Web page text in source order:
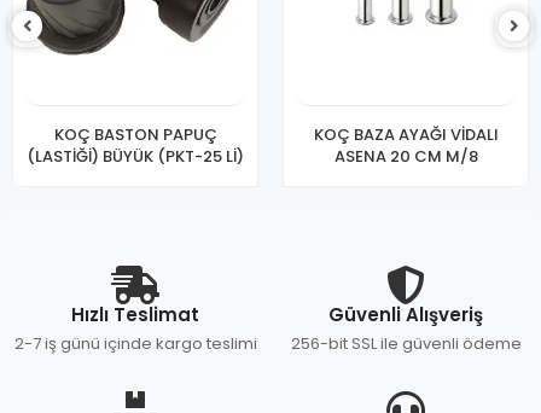
KOÇ BASTON PAPUÇ
(LASTİĞİ) BÜYÜK (PKT-25 Lİ)
KOÇ BAZA AYAĞI VİDALI
ASENA 20 CM M/8
Hızlı Teslimat
2-7 iş günü içinde kargo teslimi
Güvenli Alışveriş
256-bit SSL ile güvenli ödeme